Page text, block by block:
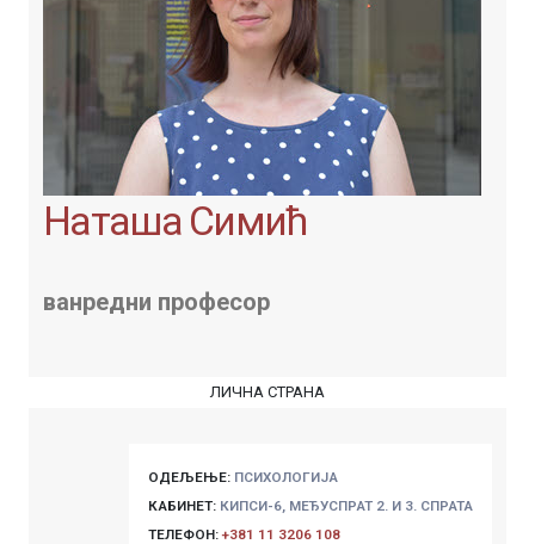
Наташа Симић
ванредни професор
ЛИЧНА СТРАНА
ОДЕЉЕЊЕ: ПСИХОЛОГИЈА
КАБИНЕТ: КИПСИ-6, МЕЂУСПРАТ 2. И 3. СПРАТА
ТЕЛЕФОН: +381 11 3206 108